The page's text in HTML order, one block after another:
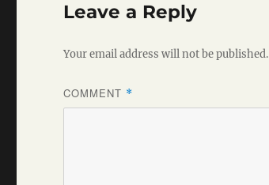
Leave a Reply
Your email address will not be published.
COMMENT *